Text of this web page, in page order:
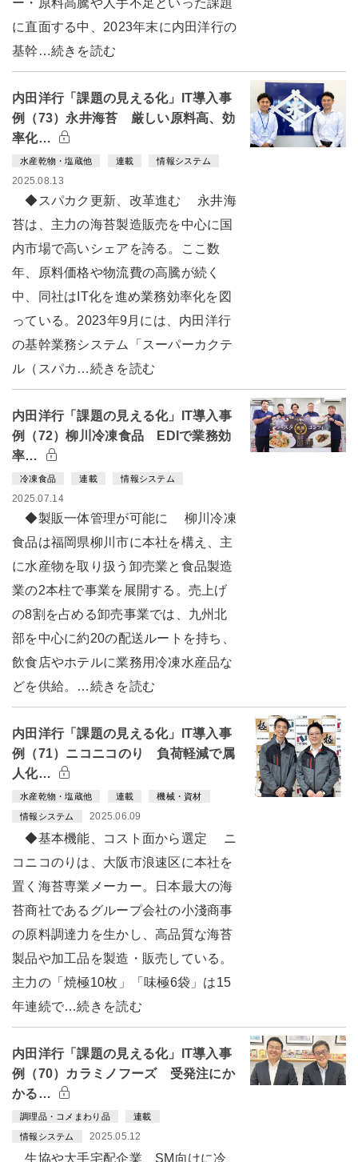
に直面する中、2023年末に内田洋行の
基幹…続きを読む
内田洋行「課題の見える化」IT導入事
例（73）永井海苔 厳しい原料高、効
率化…
水産乾物・塩蔵他 連載 情報システム
2025.08.13
◆スパカク更新、改革進む 永井海
苔は、主力の海苔製造販売を中心に国
内市場で高いシェアを誇る。ここ数
年、原料価格や物流費の高騰が続く
中、同社はIT化を進め業務効率化を図
っている。2023年9月には、内田洋行
の基幹業務システム「スーパーカクテ
ル（スパカ…続きを読む
内田洋行「課題の見える化」IT導入事
例（72）柳川冷凍食品 EDIで業務効
率…
冷凍食品 連載 情報システム
2025.07.14
◆製販一体管理が可能に 柳川冷凍
食品は福岡県柳川市に本社を構え、主
に水産物を取り扱う卸売業と食品製造
業の2本柱で事業を展開する。売上げ
の8割を占める卸売事業では、九州北
部を中心に約20の配送ルートを持ち、
飲食店やホテルに業務用冷凍水産品な
どを供給。…続きを読む
内田洋行「課題の見える化」IT導入事
例（71）ニコニコのり 負荷軽減で属
人化…
水産乾物・塩蔵他 連載 機械・資材
情報システム 2025.06.09
◆基本機能、コスト面から選定 ニ
コニコのりは、大阪市浪速区に本社を
置く海苔専業メーカー。日本最大の海
苔商社であるグループ会社の小淺商事
の原料調達力を生かし、高品質な海苔
製品や加工品を製造・販売している。
主力の「焼極10枚」「味極6袋」は15
年連続で…続きを読む
内田洋行「課題の見える化」IT導入事
例（70）カラミノフーズ 受発注にか
かる…
調理品・コメまわり品 連載
情報システム 2025.05.12
生協や大手宅配企業、SM向けに冷